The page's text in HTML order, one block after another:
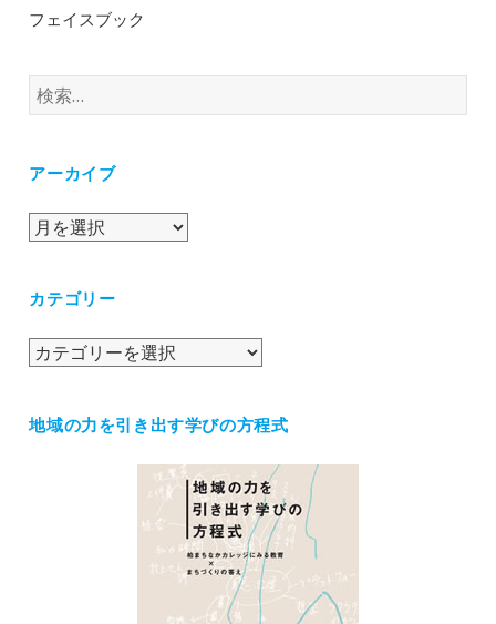
フェイスブック
検
索:
アーカイブ
ア
イ
カテゴリー
カ
リ
地域の力を引き出す学びの方程式